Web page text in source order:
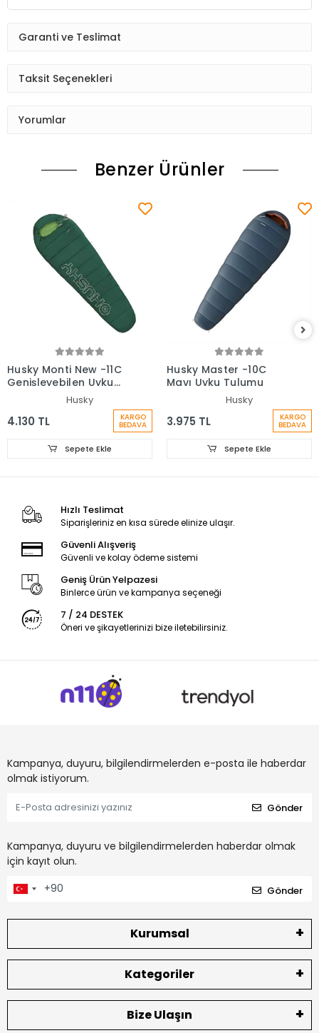
Garanti ve Teslimat
Taksit Seçenekleri
Yorumlar
Benzer Ürünler
Husky Monti New -11C
Genişleyebilen Uyku
Husky
4.130 TL KARGO
BEDAVA
Sepete Ekle
Husky Master -10C
Mavı Uyku Tulumu
Husky
3.975 TL KARGO
BEDAVA
Sepete Ekle
Hızlı Teslimat
Siparişleriniz en kısa sürede elinize ulaşır.
Güvenli Alışveriş
Güvenli ve kolay ödeme sistemi
Geniş Ürün Yelpazesi
Binlerce ürün ve kampanya seçeneği
7 / 24 DESTEK
Öneri ve şikayetlerinizi bize iletebilirsiniz.
Kampanya, duyuru, bilgilendirmelerden e-posta ile haberdar
olmak istiyorum.
Gönder
Kampanya, duyuru ve bilgilendirmelerden haberdar olmak
için kayıt olun.
Gönder
Kurumsal
Kategoriler
Bize Ulaşın